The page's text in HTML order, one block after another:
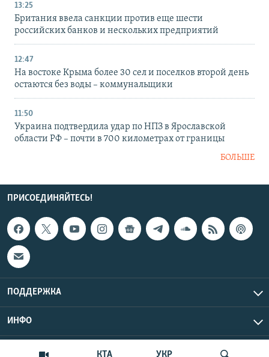
КТА УКР
13:25
Британия ввела санкции против еще шести
российских банков и нескольких предприятий
12:47
На востоке Крыма более 30 сел и поселков второй день
остаются без воды – коммунальщики
11:50
Украина подтвердила удар по НПЗ в Ярославской
области РФ – почти в 700 километрах от границы
БОЛЬШЕ
ПРИСОЕДИНЯЙТЕСЬ!
ПОДДЕРЖКА
ИНФО
Copyright Крым.Реалии, 2026 | Все права защищены.
UTC+3